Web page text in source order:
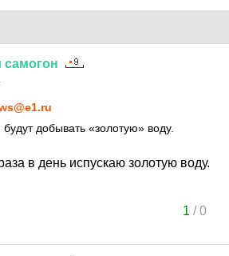
самогон
добывать «золотую» воду.
в день испускаю золотую воду.
1 /0